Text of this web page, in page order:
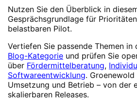
Nutzen Sie den Überblick in
Gesprächsgrundlage für
belastbaren Pilot.
Vertiefen Sie passende Themen
Blog-Kategorie und prüfen Sie
über Fördermittelberatung,
Softwareentwicklung.
Umsetzung und Betrieb – von der
skalierbaren Releases.